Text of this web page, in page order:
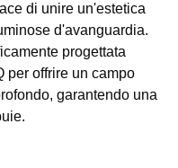
di unire un'estetica
d'avanguardia.
progettata
per offrire un campo
garantendo una